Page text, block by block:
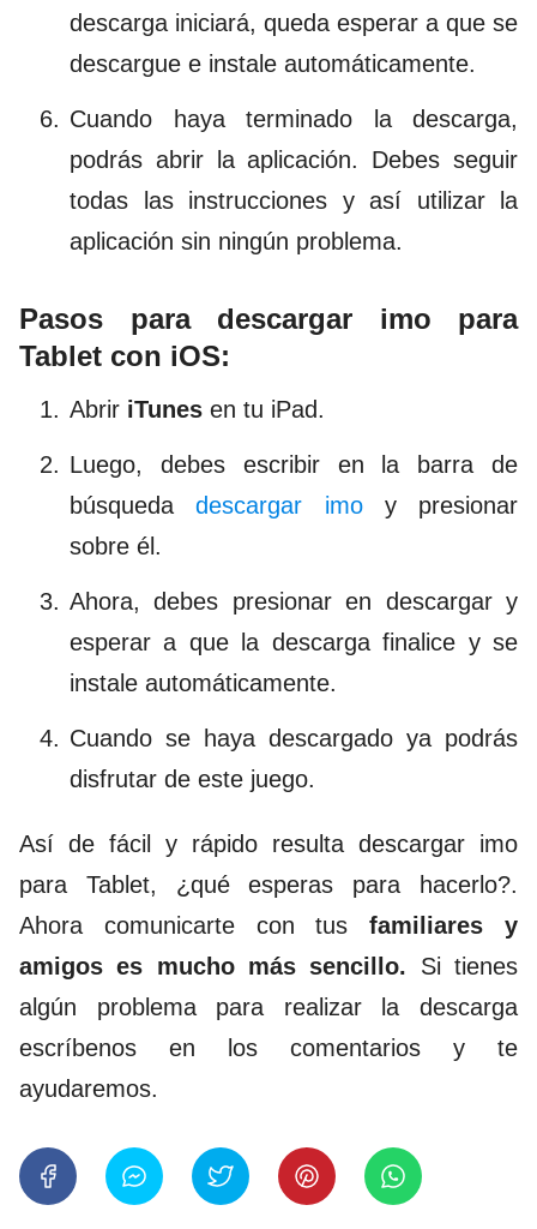
descarga iniciará, queda esperar a que se
descargue e instale automáticamente.
Cuando haya terminado la descarga,
podrás abrir la aplicación. Debes seguir
todas las instrucciones y así utilizar la
aplicación sin ningún problema.
Pasos para descargar imo para
Tablet con iOS:
Abrir iTunes en tu iPad.
Luego, debes escribir en la barra de
búsquedadescargar imoy presionar
sobre él.
Ahora, debes presionar en descargar y
esperar a que la descarga finalice y se
instale automáticamente.
Cuando se haya descargado ya podrás
disfrutar de este juego.
Así de fácil y rápido resulta descargar imo
para Tablet, ¿qué esperas para hacerlo?.
Ahora comunicarte con tusfamiliares y
amigos es mucho más sencillo. Si tienes
algún problema para realizar la descarga
escríbenos en los comentarios y te
ayudaremos.